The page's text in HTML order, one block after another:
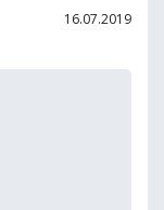
16.07.2019